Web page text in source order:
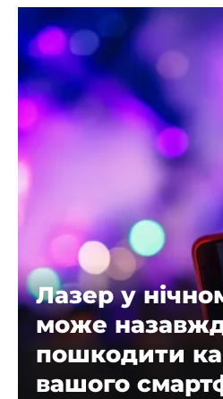
Лазер у
може
пошкодити
вашого